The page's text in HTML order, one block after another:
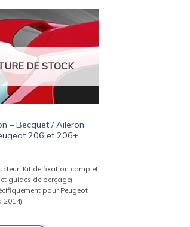
à la
DE STOCK
– Becquet / Aileron
206 et 206+
Kit de fixation complet
guides de perçage).
pour Peugeot
2014).